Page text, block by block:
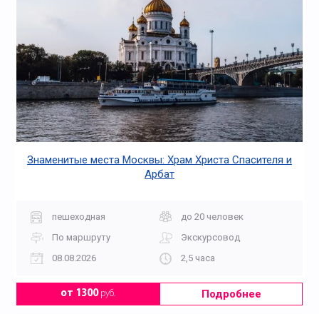
Знаменитые места Москвы: Храм Христа Спасителя и
Арбат
пешеходная
до 20 человек
По маршруту
Экскурсовод
08.08.2026
2,5 часа
от 1300руб. Подробнее